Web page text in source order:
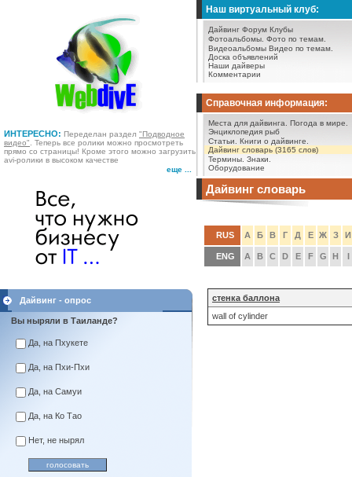
ИНТЕРЕСНО: Переделан раздел "Подводное
видео" . Теперь все ролики можно просмотреть
прямо со страницы! Кроме этого можно загрузить
avi-ролики в высоком качестве
еще ...
Наш виртуальный клуб:
Дайвинг Форум Клубы
Фотоальбомы. Фото по темам.
Видеоальбомы Видео по темам.
Доска объявлений
Наши дайверы
Комментарии
Справочная информация:
Места для дайвинга.
Погода в мире.
Энциклопедия рыб
Статьи.
Книги о дайвинге.
Дайвинг словарь (3165 слов)
Термины. Знаки.
Оборудование
Дайвинг - опрос
Вы ныряли в Таиланде?
Да, на Пхукете
Да, на Пхи-Пхи
Да, на Самуи
Да, на Ко Тао
Нет, не нырял
Дайвинг словарь
RUS А Б В Г Д Е Ж З И
ENG A B C D E F G H I
стенка баллона
wall of cylinder